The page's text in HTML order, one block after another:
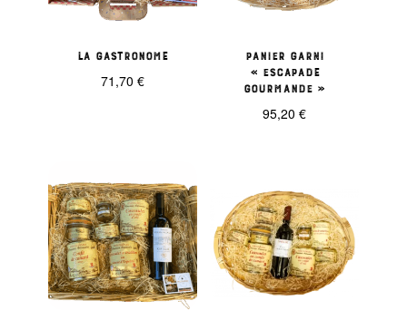
La Gastronome
71,70 €
Panier garni
« Escapade
Gourmande »
95,20€